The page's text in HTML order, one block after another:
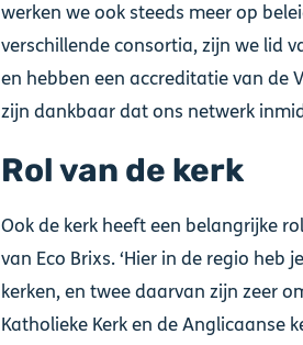
werken we ook steeds meer op
verschillende consortia, zijn we lid
en hebben een accreditatie van de
zijn dankbaar dat ons netwerk
Rol van de kerk
Ook de kerk heeft een belangrijke
van Eco Brixs. ‘Hier in de regio heb
kerken, en twee daarvan zijn zeer
Katholieke Kerk en de Anglicaanse